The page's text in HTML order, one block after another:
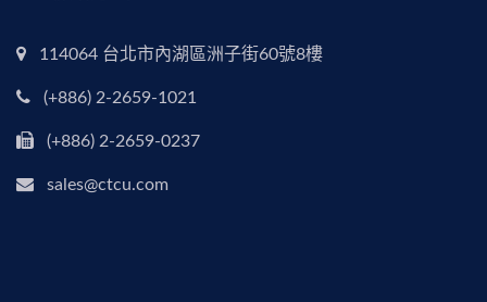
114064 台北市內湖區洲子街60號8樓
(+886) 2-2659-1021
(+886) 2-2659-0237
sales@ctcu.com